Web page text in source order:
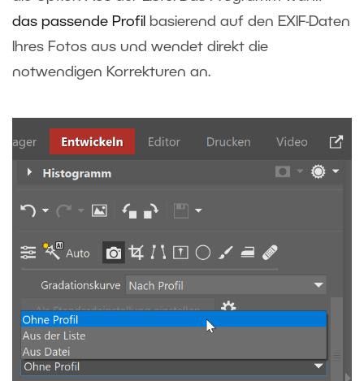
das passende Profil
basierend auf den EXIF-Daten
Ihres Fotos aus und wendet direkt die
notwendigen Korrekturen an.